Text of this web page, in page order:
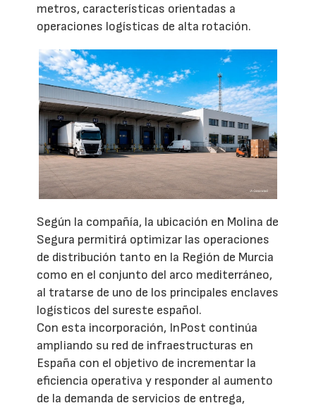
metros, características orientadas a
operaciones logísticas de alta rotación.
Según la compañía, la ubicación en Molina de
Segura permitirá optimizar las operaciones
de distribución tanto en la Región de Murcia
como en el conjunto del arco mediterráneo,
al tratarse de uno de los principales enclaves
logísticos del sureste español.
Con esta incorporación, InPost continúa
ampliando su red de infraestructuras en
España con el objetivo de incrementar la
eficiencia operativa y responder al aumento
de la demanda de servicios de entrega,